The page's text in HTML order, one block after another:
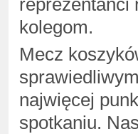
reprezentanci
kolegom.
Mecz
najwięcej
spotkaniu.